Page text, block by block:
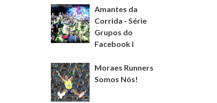
Amantes da
Corrida - Série
Grupos do
Facebook I
Moraes Runners
Somos Nós!